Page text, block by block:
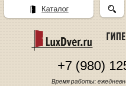
+7 (980)
Время работы:
Каталог